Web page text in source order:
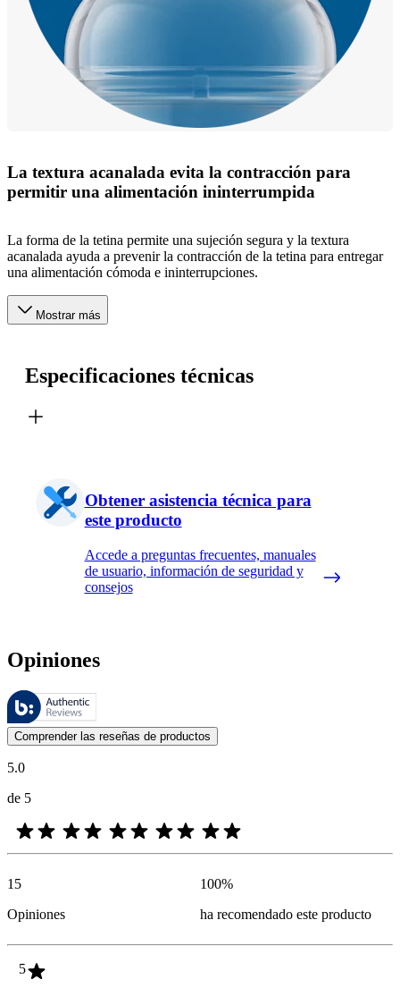
La textura acanalada evita la contracción para
permitir una alimentación ininterrumpida
La forma de la tetina permite una sujeción segura y la textura
acanalada ayuda a prevenir la contracción de la tetina para entregar
una alimentación cómoda e ininterrupciones.
Mostrar más
Especificaciones técnicas
Obtener asistencia técnica para
este producto
Accede a preguntas frecuentes, manuales
de usuario, información de seguridad y
consejos
Opiniones
Estas reseñas las gestiona Bazaarvoice y cumplen con la política de
Las opiniones de los clientes en forma de reseñas de productos y
Comprender las reseñas de productos
5.0
de 5
15
Opiniones
100%
ha recomendado este producto
5